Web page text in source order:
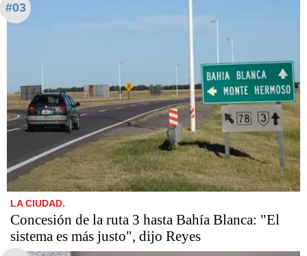
#03
LA CIUDAD.
Concesión de la ruta 3 hasta Bahía Blanca: "El
sistema es más justo", dijo Reyes